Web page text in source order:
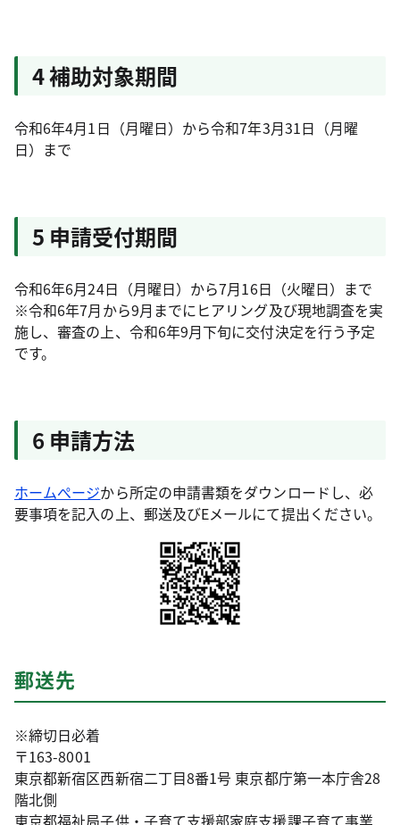
4 補助対象期間
令和6年4月1日（月曜日）から令和7年3月31日（月曜
日）まで
5 申請受付期間
令和6年6月24日（月曜日）から7月16日（火曜日）まで
※令和6年7月から9月までにヒアリング及び現地調査を実
施し、審査の上、令和6年9月下旬に交付決定を行う予定
です。
6 申請方法
ホームぺージから所定の申請書類をダウンロードし、必
要事項を記入の上、郵送及びEメールにて提出ください。
郵送先
※締切日必着
〒163-8001
東京都新宿区西新宿二丁目8番1号 東京都庁第一本庁舎28
階北側
東京都福祉局子供・子育て支援部家庭支援課子育て事業